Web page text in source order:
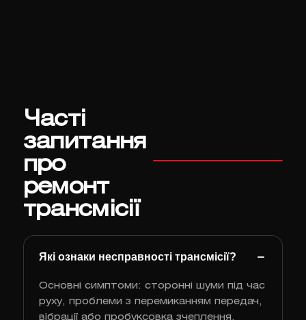
Часті
запитання
про
ремонт
трансмісії
Які ознаки несправності трансмісії?
Основні симптоми: сторонні шуми під час
руху, проблеми з перемиканням передач,
вібрації або пробуксовка зчеплення.